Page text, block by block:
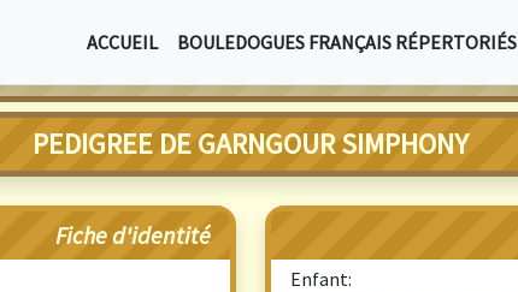
ACCUEIL BOULEDOGUES FRANÇAIS RÉPERTORIÉS
PEDIGREE DE GARNGOUR SIMPHONY
Fiche d'identité
Enfant: